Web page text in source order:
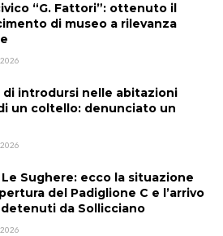
“G. Fattori”: ottenuto il
di museo a rilevanza
2026
di introdursi nelle abitazioni
un coltello: denunciato un
2026
Sughere: ecco la situazione
del Padiglione C e l’arrivo
da Sollicciano
2026